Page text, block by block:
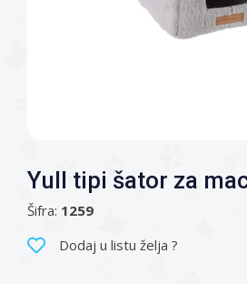
Yull tipi šator za
Šifra: 1259
Dodaj u listu želja ?